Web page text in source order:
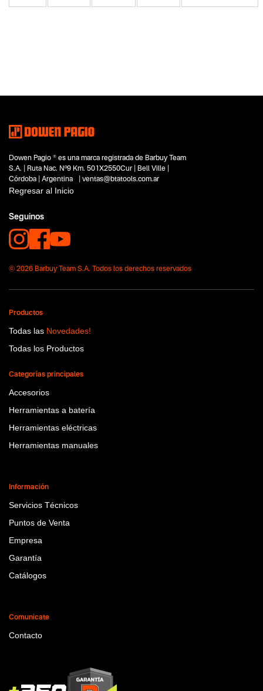
Segmentos - pendiente
Automotor
Talleres
Capacidad
180 mm
No items found.
Tecnologia
Dowen Pagio ® es una marca registrada de Barbuy Team
S.A. | Ruta Nac. Nº9 Km. 501X2550Cur | Bell Ville |
Córdoba | Argentina | ventas@btatools.com.ar
Regresar al Inicio
Seguinos
© 2026 Barbuy Team S.A. Todos los derechos reservados
Productos
Todas las Novedades!
Todas los Productos
Categorías principales
Accesorios
Herramientas a batería
Herramientas eléctricas
Herramientas manuales
Información
Servicios Técnicos
Puntos de Venta
Empresa
Garantía
Catálogos
Comunicate
Contacto